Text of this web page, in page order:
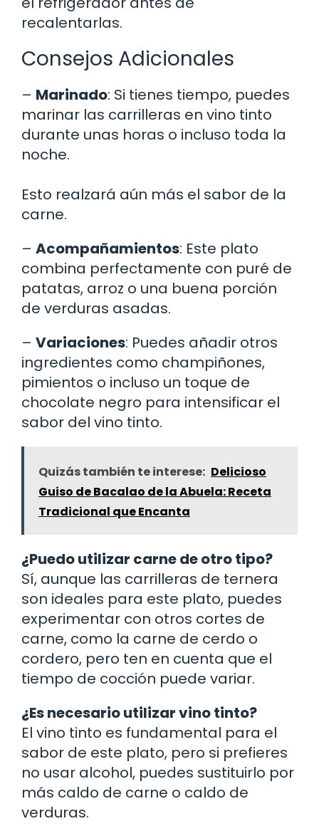
recalentarlas.
Consejos Adicionales
– Marinado: Si tienes tiempo, puedes
marinar las carrilleras en vino tinto
durante unas horas o incluso toda la
noche.
Esto realzará aún más el sabor de la
carne.
– Acompañamientos: Este plato
combina perfectamente con puré de
patatas, arroz o una buena porción
de verduras asadas.
– Variaciones: Puedes añadir otros
ingredientes como champiñones,
pimientos o incluso un toque de
chocolate negro para intensificar el
sabor del vino tinto.
Quizás también te interese: Delicioso
Guiso de Bacalao de la Abuela: Receta
Tradicional que Encanta
¿Puedo utilizar carne de otro tipo?
Sí, aunque las carrilleras de ternera
son ideales para este plato, puedes
experimentar con otros cortes de
carne, como la carne de cerdo o
cordero, pero ten en cuenta que el
tiempo de cocción puede variar.
¿Es necesario utilizar vino tinto?
El vino tinto es fundamental para el
sabor de este plato, pero si prefieres
no usar alcohol, puedes sustituirlo por
más caldo de carne o caldo de
verduras.